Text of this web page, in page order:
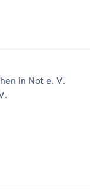
in Not e. V.